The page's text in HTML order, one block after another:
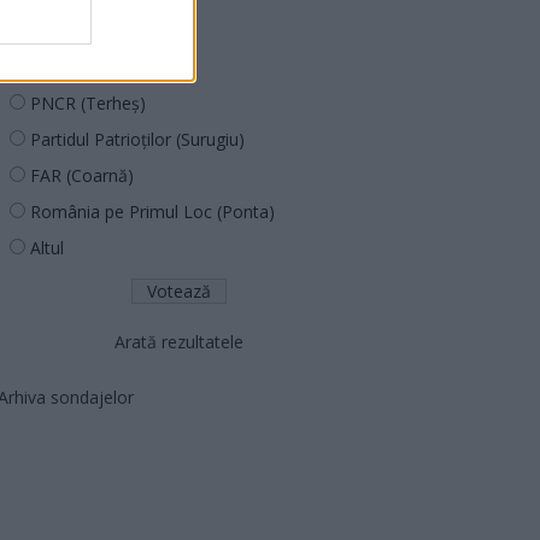
PNCR (Terheș)
Partidul Patrioților (Surugiu)
FAR (Coarnă)
România pe Primul Loc (Ponta)
Altul
Arată rezultatele
sondajelor